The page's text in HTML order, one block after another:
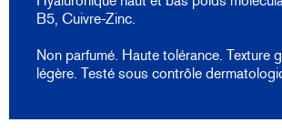
B5, Cuivre-Zinc.
Non parfumé. Haute tolérance. Texture
légère. Testé sous contrôle